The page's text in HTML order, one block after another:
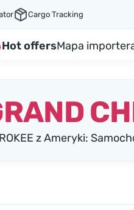
Cargo Tracking
Hot offersMapa
z Ameryki: